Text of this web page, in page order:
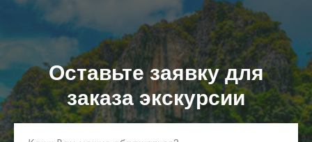
Оставьте заявку для
заказа экскурсии